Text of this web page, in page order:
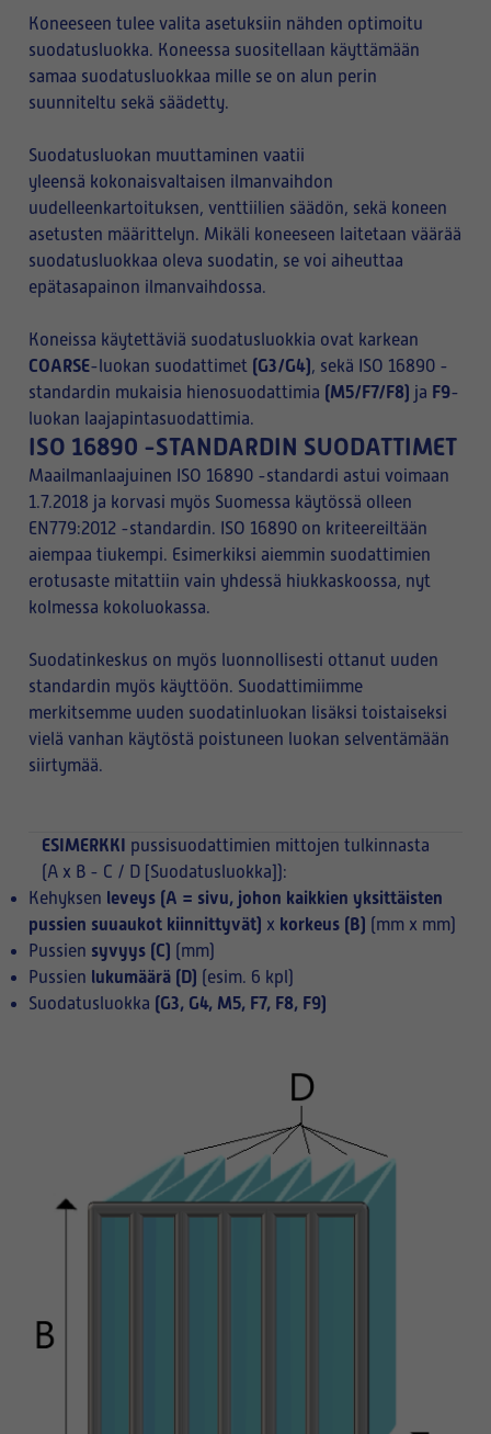
Koneeseen tulee valita asetuksiin nähden optimoitu
suodatusluokka. Koneessa suositellaan käyttämään
samaa suodatusluokkaa mille se on alun perin
suunniteltu sekä säädetty.
Suodatusluokan muuttaminen vaatii
yleensä kokonaisvaltaisen ilmanvaihdon
uudelleenkartoituksen, venttiilien säädön, sekä koneen
asetusten määrittelyn. Mikäli koneeseen laitetaan väärää
suodatusluokkaa oleva suodatin, se voi aiheuttaa
epätasapainon ilmanvaihdossa.
Koneissa käytettäviä suodatusluokkia ovat karkean
COARSE-luokan suodattimet (G3/G4), sekä ISO 16890 -
standardin mukaisia hienosuodattimia (M5/F7/F8) ja F9-
luokan laajapintasuodattimia.
ISO 16890 -STANDARDIN SUODATTIMET
Maailmanlaajuinen ISO 16890 -standardi astui voimaan
1.7.2018 ja korvasi myös Suomessa käytössä olleen
EN779:2012 -standardin. ISO 16890 on kriteereiltään
aiempaa tiukempi. Esimerkiksi aiemmin suodattimien
erotusaste mitattiin vain yhdessä hiukkaskoossa, nyt
kolmessa kokoluokassa.
Suodatinkeskus on myös luonnollisesti ottanut uuden
standardin myös käyttöön. Suodattimiimme
merkitsemme uuden suodatinluokan lisäksi toistaiseksi
vielä vanhan käytöstä poistuneen luokan selventämään
siirtymää.
ESIMERKKI pussisuodattimien mittojen tulkinnasta
(A x B - C / D [Suodatusluokka]):
Kehyksen leveys (A = sivu, johon kaikkien yksittäisten
pussien suuaukot kiinnittyvät) x korkeus (B) (mm x mm)
Pussien syvyys (C) (mm)
Pussien lukumäärä (D) (esim. 6 kpl)
Suodatusluokka (G3, G4, M5, F7, F8, F9)